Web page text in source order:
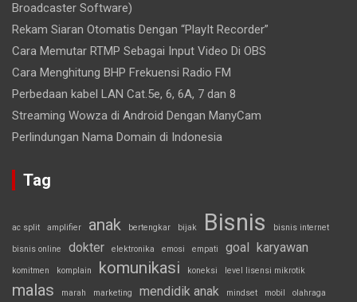
Broadcaster Software)
Rekam Siaran Otomatis Dengan “PlayIt Recorder”
Cara Memutar RTMP Sebagai Input Video Di OBS
Cara Menghitung BHP Frekuensi Radio FM
Perbedaan kabel LAN Cat.5e, 6, 6A, 7 dan 8
Streaming Wowza di Android Dengan ManyCam
Perlindungan Nama Domain di Indonesia
Tag
ac split amplifier anak bertengkar bijak Bisnis bisnis internet
bisnis online dokter elektronika emosi empati goal karyawan
komitmen komplain komunikasi koneksi level lisensi mikrotik
malas marah marketing mendidik anak mindset mobil olahraga